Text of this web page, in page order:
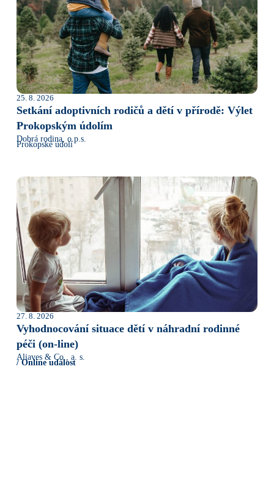
25. 8. 2026
Setkání adoptivních rodičů a dětí v přírodě: Výlet
Prokopským údolím
Dobrá rodina, o.p.s.
Prokopské údolí
27. 8. 2026
Vyhodnocování situace dětí v náhradní rodinné
péči (on-line)
Aliaves & Co., a. s.
/ Online událost